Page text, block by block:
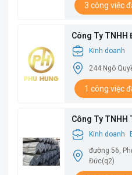
3 công việc
Công Ty TNHH
Khẩu Phú Hưng
Kinh doanh
244 Ngô
1 công việc
Công Ty TNHH
Kinh doanh
đường 56,
Đức(q2)